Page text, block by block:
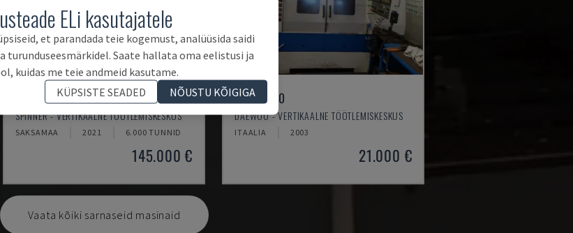
U5-1530
SPINNER - VERTIKAALNE TÖÖTLEMISKESKUS
SAKSAMAA 2021 6.000 TUNNID
145.000 €
MYNX 550
DAEWOO - VERTIKAALNE TÖÖTLEMISKESKUS
ITAALIA 2003
21.000 €
Vaata kõiki sarnaseid masinaid
ELi kasutajatele
et parandada teie kogemust, analüüsida saidi
turunduseesmärkidel. Saate hallata oma eelistusi ja
kuidas me teie andmeid kasutame.
KÜPSISTE SEADED
NÕUSTU KÕIGIGA